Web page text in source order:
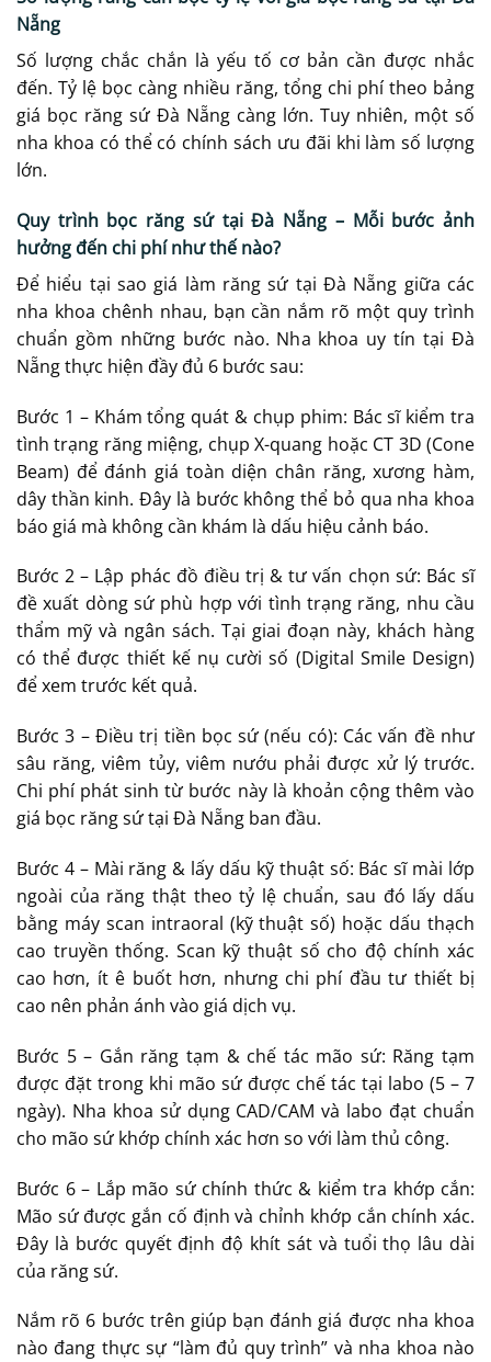
Nẵng
Số lượng chắc chắn là yếu tố cơ bản cần được nhắc
đến. Tỷ lệ bọc càng nhiều răng, tổng chi phí theo bảng
giá bọc răng sứ Đà Nẵng càng lớn. Tuy nhiên, một số
nha khoa có thể có chính sách ưu đãi khi làm số lượng
lớn.
Quy trình bọc răng sứ tại Đà Nẵng – Mỗi bước ảnh
hưởng đến chi phí như thế nào?
Để hiểu tại sao giá làm răng sứ tại Đà Nẵng giữa các
nha khoa chênh nhau, bạn cần nắm rõ một quy trình
chuẩn gồm những bước nào. Nha khoa uy tín tại Đà
Nẵng thực hiện đầy đủ 6 bước sau:
Bước 1 – Khám tổng quát & chụp phim: Bác sĩ kiểm tra
tình trạng răng miệng, chụp X-quang hoặc CT 3D (Cone
Beam) để đánh giá toàn diện chân răng, xương hàm,
dây thần kinh. Đây là bước không thể bỏ qua nha khoa
báo giá mà không cần khám là dấu hiệu cảnh báo.
Bước 2 – Lập phác đồ điều trị & tư vấn chọn sứ: Bác sĩ
đề xuất dòng sứ phù hợp với tình trạng răng, nhu cầu
thẩm mỹ và ngân sách. Tại giai đoạn này, khách hàng
có thể được thiết kế nụ cười số (Digital Smile Design)
để xem trước kết quả.
Bước 3 – Điều trị tiền bọc sứ (nếu có): Các vấn đề như
sâu răng, viêm tủy, viêm nướu phải được xử lý trước.
Chi phí phát sinh từ bước này là khoản cộng thêm vào
giá bọc răng sứ tại Đà Nẵng ban đầu.
Bước 4 – Mài răng & lấy dấu kỹ thuật số: Bác sĩ mài lớp
ngoài của răng thật theo tỷ lệ chuẩn, sau đó lấy dấu
bằng máy scan intraoral (kỹ thuật số) hoặc dấu thạch
cao truyền thống. Scan kỹ thuật số cho độ chính xác
cao hơn, ít ê buốt hơn, nhưng chi phí đầu tư thiết bị
cao nên phản ánh vào giá dịch vụ.
Bước 5 – Gắn răng tạm & chế tác mão sứ: Răng tạm
được đặt trong khi mão sứ được chế tác tại labo (5 – 7
ngày). Nha khoa sử dụng CAD/CAM và labo đạt chuẩn
cho mão sứ khớp chính xác hơn so với làm thủ công.
Bước 6 – Lắp mão sứ chính thức & kiểm tra khớp cắn:
Mão sứ được gắn cố định và chỉnh khớp cắn chính xác.
Đây là bước quyết định độ khít sát và tuổi thọ lâu dài
của răng sứ.
Nắm rõ 6 bước trên giúp bạn đánh giá được nha khoa
nào đang thực sự “làm đủ quy trình” và nha khoa nào